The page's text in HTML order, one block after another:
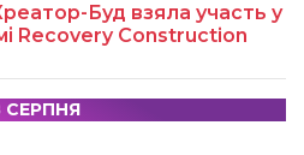
Буд взяла участь у
Recovery Construction
СЕРПНЯ